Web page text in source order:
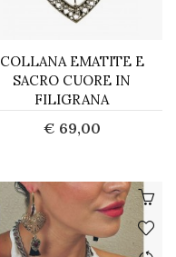
COLLANA EMATITE E
SACRO CUORE IN
FILIGRANA
€ 69,00